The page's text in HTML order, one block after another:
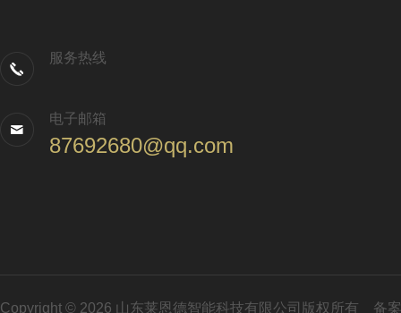
服务热线
电子邮箱
87692680@qq.com
Copyright © 2026 山东莱恩德智能科技有限公司版权所有 备